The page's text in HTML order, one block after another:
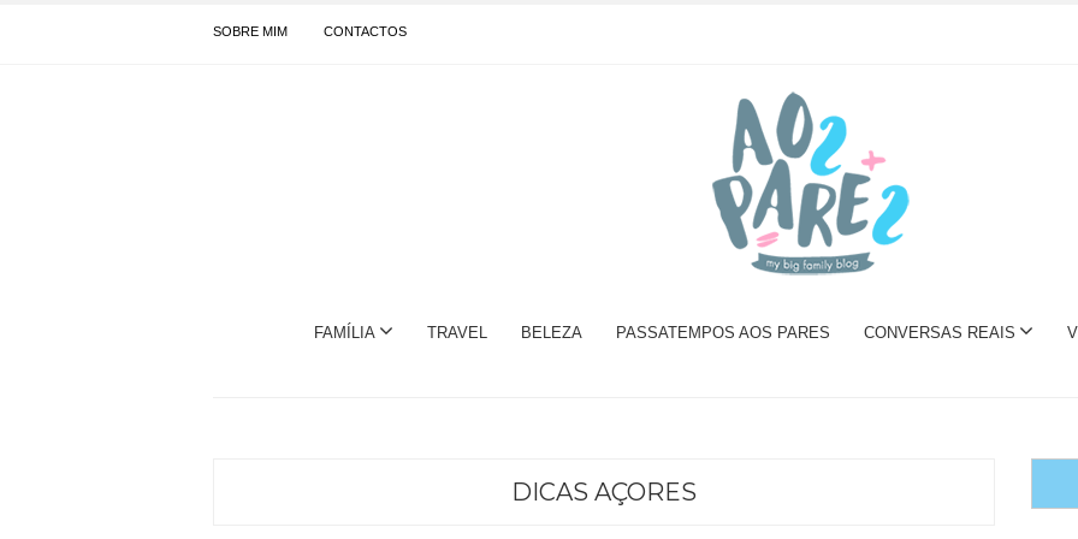
SOBRE MIM CONTACTOS
FAMÍLIA TRAVEL BELEZA PASSATEMPOS AOS PARES CONVERSAS REAIS
DICAS AÇORES